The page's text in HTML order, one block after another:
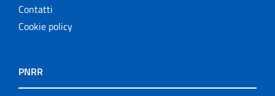
Contatti
Cookie policy
PNRR